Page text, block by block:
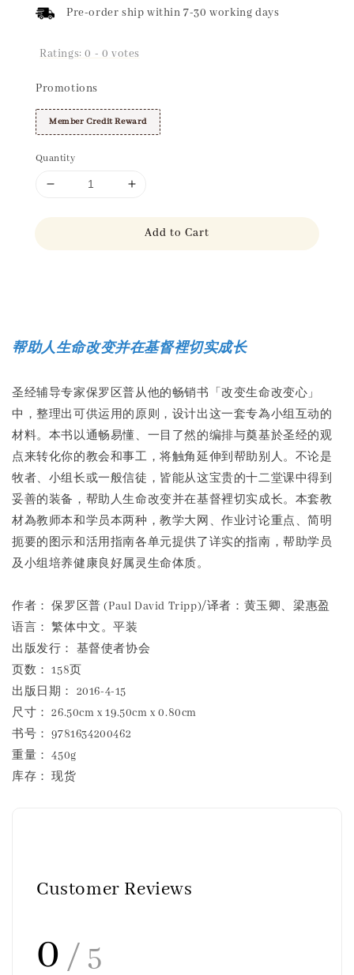
Pre-order ship within 7-30 working days
Ratings:0 - 0 votes
Promotions
Member Credit Reward
Quantity
Add to Cart
帮助人生命改变并在基督裡切实成长
圣经辅导专家保罗区普从他的畅销书「改变生命改变心」
中，整理出可供运用的原则，设计出这一套专為小组互动的
材料。本书以通畅易懂、一目了然的编排与奠基於圣经的观
点来转化你的教会和事工，将触角延伸到帮助别人。不论是
牧者、小组长或一般信徒，皆能从这宝贵的十二堂课中得到
妥善的装备，帮助人生命改变并在基督裡切实成长。本套教
材為教师本和学员本两种，教学大网、作业讨论重点、简明
扼要的图示和活用指南各单元提供了详实的指南，帮助学员
及小组培养健康良好属灵生命体质。
作者： 保罗区普 (Paul David Tripp)/译者：黄玉卿、梁惠盈
语言： 繁体中文。平装
出版发行： 基督使者协会
页数： 158页
出版日期： 2016-4-15
尺寸： 26.50cm x 19.50cm x 0.80cm
书号： 9781634200462
重量： 450g
库存： 现货
Customer Reviews
0 / 5